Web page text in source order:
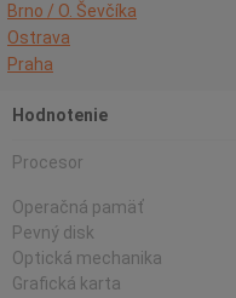
Brno / O. Ševčíka
Ostrava
Praha
Hodnotenie
Procesor
Operačná pamäť
Pevný disk
Optická mechanika
Grafická karta